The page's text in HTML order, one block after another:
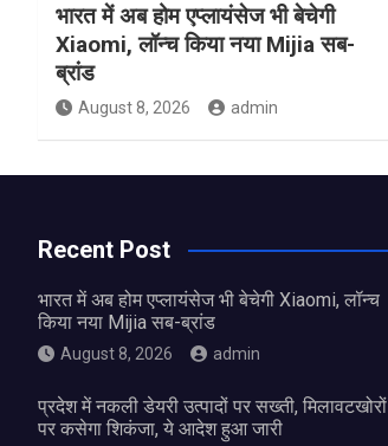
भारत में अब होम एप्लायंसेज भी बेचेगी
Xiaomi, लॉन्च किया नया Mijia सब-
ब्रांड
August 8, 2026 admin
Recent Post
भारत में अब होम एप्लायंसेज भी बेचेगी Xiaomi, लॉन्च
किया नया Mijia सब-ब्रांड
August 8, 2026 admin
प्रदेश में नकली डेयरी उत्पादों पर सख्ती, मिलावटखोरों
पर कसेगा शिकंजा, ये आदेश हुआ जारी